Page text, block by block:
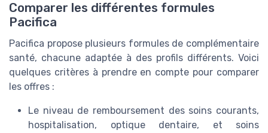
Comparer les différentes formules
Pacifica
Pacifica propose plusieurs formules de complémentaire
santé, chacune adaptée à des profils différents. Voici
quelques critères à prendre en compte pour comparer
les offres :
Le niveau de remboursement des soins courants,
hospitalisation, optique dentaire, et soins